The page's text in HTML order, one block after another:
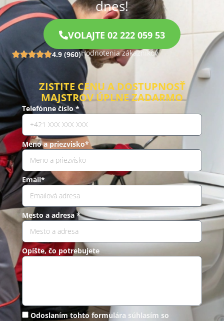
dnes!
VOLAJTE 02 222 059 53
4.9 (960)Hodnotenia zákazníkov
ZISTITE CENU A DOSTUPNOSŤ
MAJSTROV ÚPLNE ZADARMO
Telefónne číslo *
Meno a priezvisko*
Email*
Mesto a adresa *
Opíšte, čo potrebujete
Odoslaním tohto formulára súhlasím so